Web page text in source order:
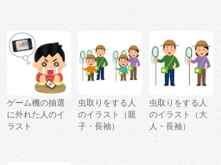
ゲーム機の抽選
に外れた人のイ
ラスト
虫取りをする人
のイラスト（親
子・長袖）
虫取りをする人
のイラスト（大
人・長袖）